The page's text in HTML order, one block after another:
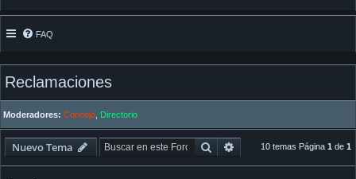
FAQ
Reclamaciones
Moderadores: Concejo Directorio
Nuevo Tema Buscar Búsqueda avanzada
10 temas Página 1 de 1